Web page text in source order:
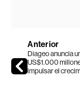
Anterior
Diageo anuncia
US$1.000
impulsar el